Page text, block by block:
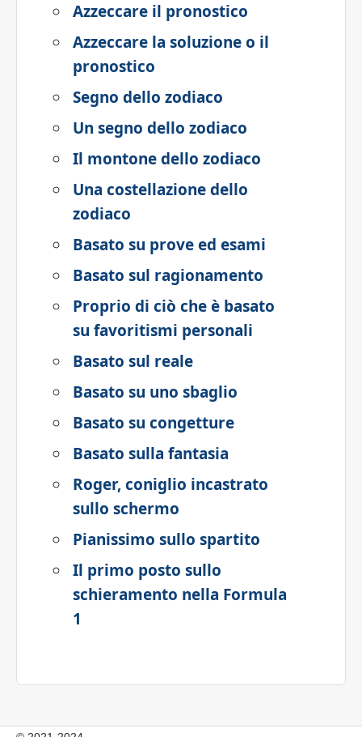
Azzeccare il pronostico
Azzeccare la soluzione o il
pronostico
Segno dello zodiaco
Un segno dello zodiaco
Il montone dello zodiaco
Una costellazione dello
zodiaco
Basato su prove ed esami
Basato sul ragionamento
Proprio di ciò che è basato
su favoritismi personali
Basato sul reale
Basato su uno sbaglio
Basato su congetture
Basato sulla fantasia
Roger, coniglio incastrato
sullo schermo
Pianissimo sullo spartito
Il primo posto sullo
schieramento nella Formula
1